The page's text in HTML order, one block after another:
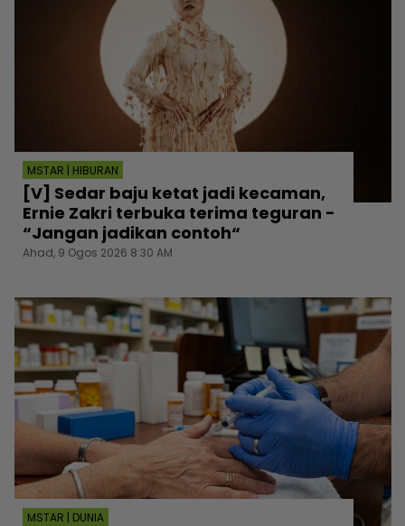
MSTAR | HIBURAN
[V] Sedar baju ketat jadi kecaman,
Ernie Zakri terbuka terima teguran -
“Jangan jadikan contoh“
Ahad, 9 Ogos 2026 8:30 AM
MSTAR | DUNIA